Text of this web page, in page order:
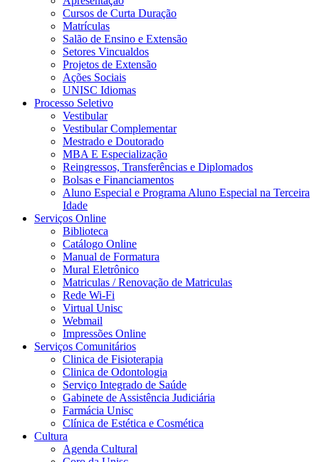
Cursos de Curta Duração
Matrículas
Salão de Ensino e Extensão
Setores Vincualdos
Projetos de Extensão
Ações Sociais
UNISC Idiomas
Processo Seletivo
Vestibular
Vestibular Complementar
Mestrado e Doutorado
MBA E Especialização
Reingressos, Transferências e Diplomados
Bolsas e Financiamentos
Aluno Especial e Programa Aluno Especial na Terceira
Idade
Serviços Online
Biblioteca
Catálogo Online
Manual de Formatura
Mural Eletrônico
Matriculas / Renovação de Matriculas
Rede Wi-Fi
Virtual Unisc
Webmail
Impressões Online
Serviços Comunitários
Clinica de Fisioterapia
Clinica de Odontologia
Serviço Integrado de Saúde
Gabinete de Assistência Judiciária
Farmácia Unisc
Clínica de Estética e Cosmética
Cultura
Agenda Cultural